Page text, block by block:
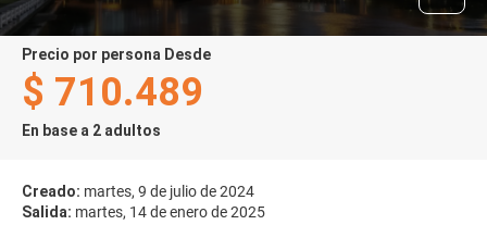
precio por persona Desde
$ 710.489
En base a 2 adultos
Creado: martes, 9 de julio de 2024
Salida: martes, 14 de enero de 2025